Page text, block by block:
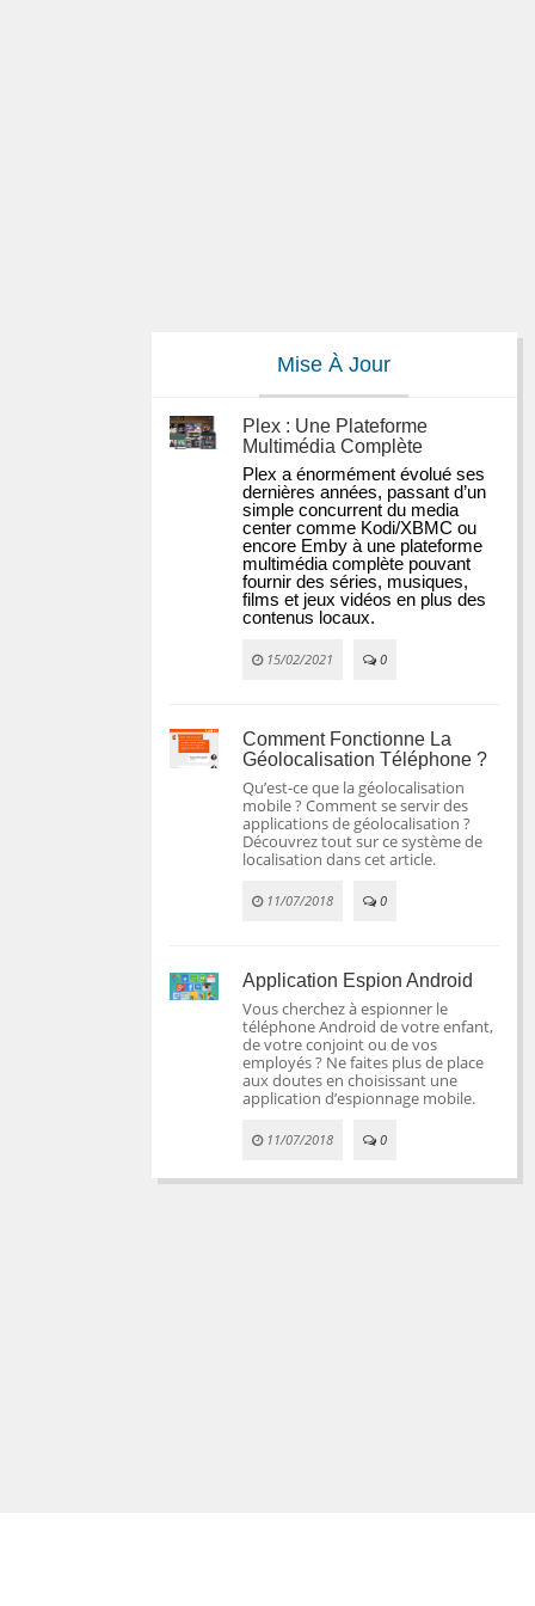
Mise À Jour
Plex : Une Plateforme
Multimédia Complète
Plex a énormément évolué ses
dernières années, passant d’un
simple concurrent du media
center comme Kodi/XBMC ou
encore Emby à une plateforme
multimédia complète pouvant
fournir des séries, musiques,
films et jeux vidéos en plus des
contenus locaux.
15/02/2021 0
Comment Fonctionne La
Géolocalisation Téléphone ?
Qu’est-ce que la géolocalisation
mobile ? Comment se servir des
applications de géolocalisation ?
Découvrez tout sur ce système de
localisation dans cet article.
11/07/2018 0
Application Espion Android
Vous cherchez à espionner le
téléphone Android de votre enfant,
de votre conjoint ou de vos
employés ? Ne faites plus de place
aux doutes en choisissant une
application d’espionnage mobile.
11/07/2018 0